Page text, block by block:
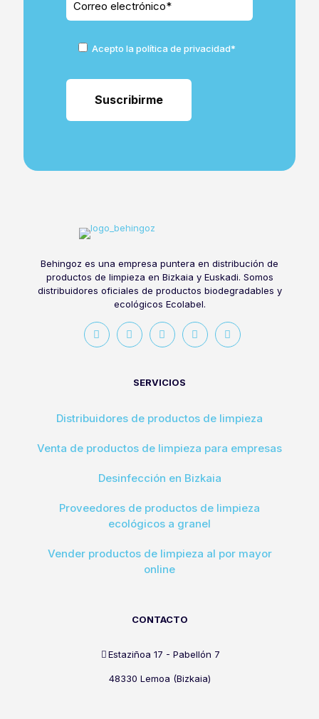
Acepto la política de privacidad*
Behingoz es una empresa puntera en distribución de
productos de limpieza en Bizkaia y Euskadi. Somos
distribuidores oficiales de productos biodegradables y
ecológicos Ecolabel.
SERVICIOS
Distribuidores de productos de limpieza
Venta de productos de limpieza para empresas
Desinfección en Bizkaia
Proveedores de productos de limpieza
ecológicos a granel
Vender productos de limpieza al por mayor
online
CONTACTO
Estaziñoa 17 - Pabellón 7
48330 Lemoa (Bizkaia)